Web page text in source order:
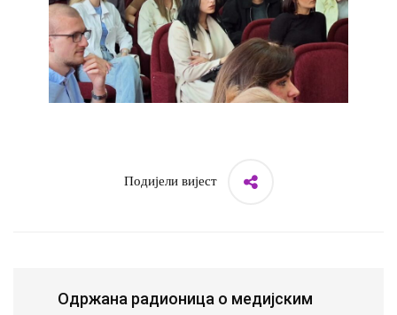
Подијели вијест
Одржана радионица о медијским